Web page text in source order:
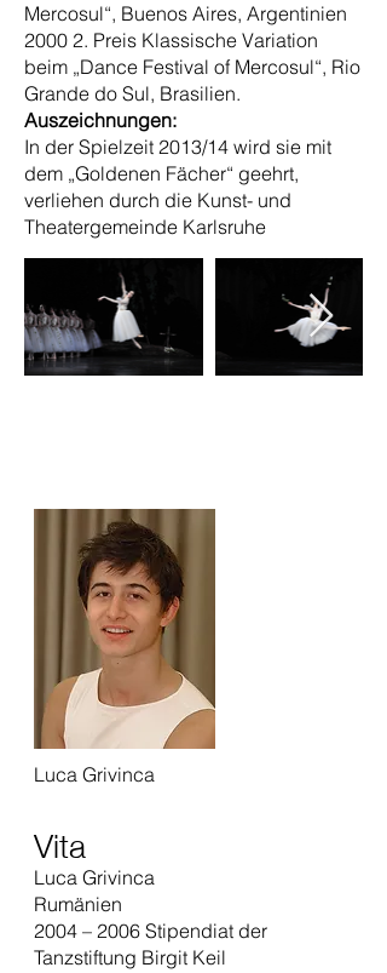
Mercosul“, Buenos Aires, Argentinien
2000 2. Preis Klassische Variation
beim „Dance Festival of Mercosul“, Rio
Grande do Sul, Brasilien.
Auszeichnungen:
In der Spielzeit 2013/14 wird sie mit
dem „Goldenen Fächer“ geehrt,
verliehen durch die Kunst- und
Theatergemeinde Karlsruhe
Luca Grivinca
Vita
Luca Grivinca
Rumänien
2004 – 2006 Stipendiat der
Tanzstiftung Birgit Keil